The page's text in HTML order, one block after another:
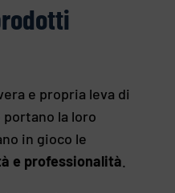
e propria leva di
la loro
in gioco le
e professionalità